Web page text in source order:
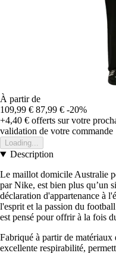
À partir de
109,99 € 87,99 € -20%
+4,40 € offerts sur votre
validation de votre commande
Loading...
Description
Le maillot domicile Australie
par Nike, est bien plus qu’un
déclaration d'appartenance à
l'esprit et la passion du
est pensé pour offrir à la fois
Fabriqué à partir de
excellente respirabilité,